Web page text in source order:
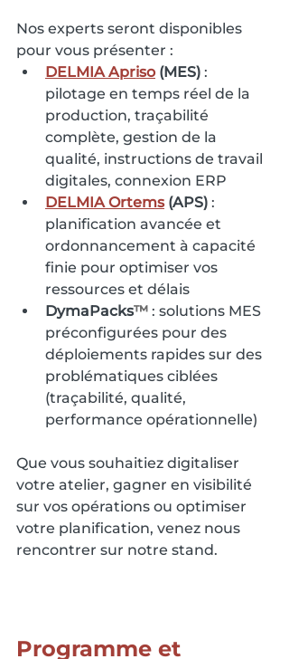
Nos experts seront disponibles
pour vous présenter :
DELMIA Apriso (MES) :
pilotage en temps réel de la
production, traçabilité
complète, gestion de la
qualité, instructions de travail
digitales, connexion ERP
DELMIA Ortems (APS) :
planification avancée et
ordonnancement à capacité
finie pour optimiser vos
ressources et délais
DymaPacks™ : solutions MES
préconfigurées pour des
déploiements rapides sur des
problématiques ciblées
(traçabilité, qualité,
performance opérationnelle)
Que vous souhaitiez digitaliser
votre atelier, gagner en visibilité
sur vos opérations ou optimiser
votre planification, venez nous
rencontrer sur notre stand.
Programme et